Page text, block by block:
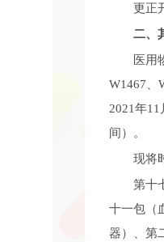
更正
二、
医用
W1467、
2021年
间）。
现将
第十
十一包（
器）、第